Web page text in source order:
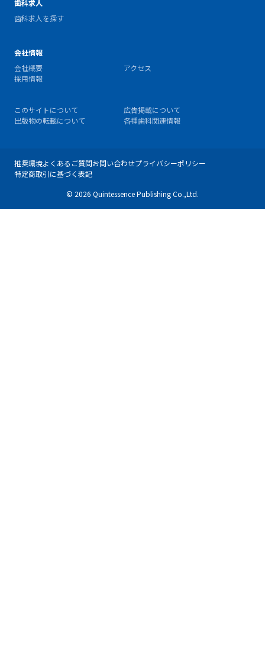
歯科求人
歯科求人を探す
会社情報
会社概要
アクセス
採用情報
このサイトについて
広告掲載について
出版物の転載について
各種歯科関連情報
推奨環境よくあるご質問お問い合わせプライバシーポリシー
特定商取引に基づく表記
© 2026 Quintessence Publishing Co.,Ltd.